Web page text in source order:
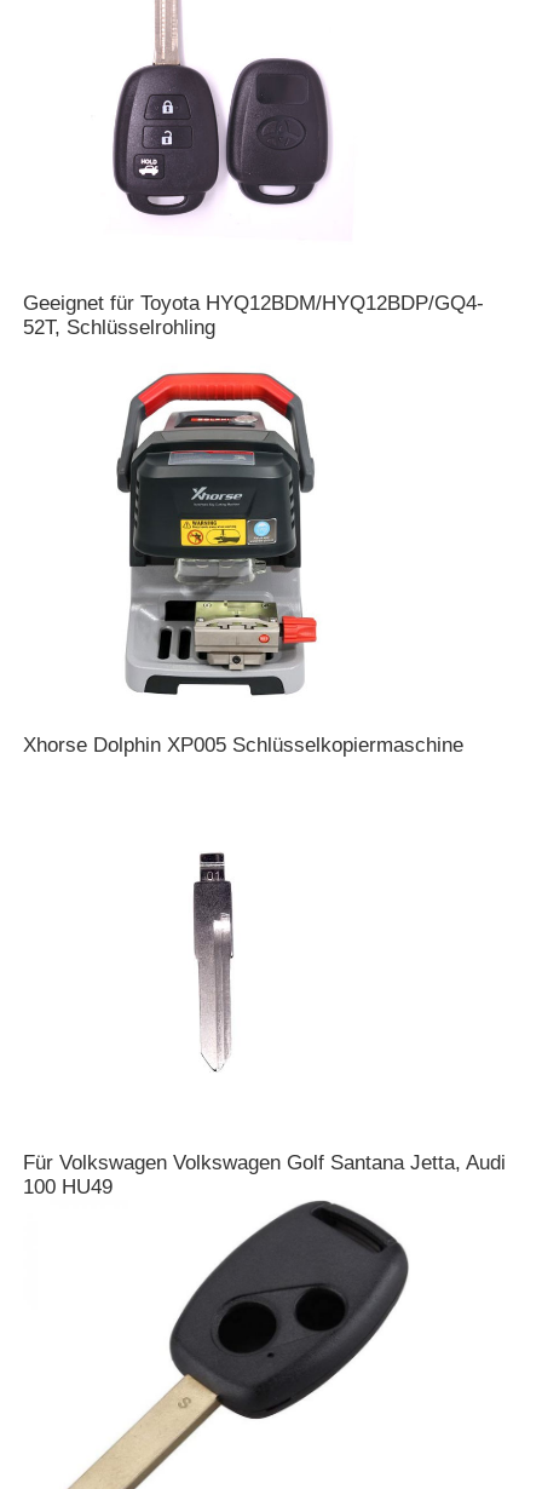
Autoschlüssel
Autoschlüsselrohling
Einwinkelfräsmaschine
Autoschlüsselprogrammierer
Transponderchip
Schlossermaschine
KEYDIY-Smart Key
Geeignet für Toyota HYQ12BDM/HYQ12BDP/GQ4-
52T, Schlüsselrohling
Xhorse Dolphin XP005 Schlüsselkopiermaschine
Für Volkswagen Volkswagen Golf Santana Jetta, Audi
100 HU49